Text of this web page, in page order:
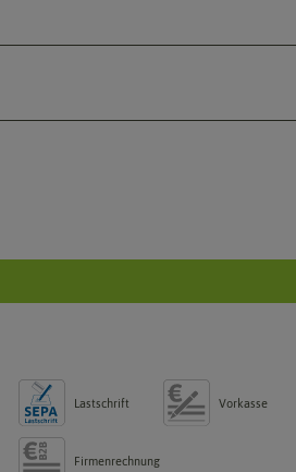
Lastschrift Vorkasse
Firmenrechnung